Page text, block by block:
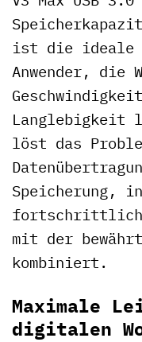
ist die ideale
Anwender, die
Langlebigkeit
löst das
Speicherung,
fortschrittliche
mit der
kombiniert.
Maximale
digitalen